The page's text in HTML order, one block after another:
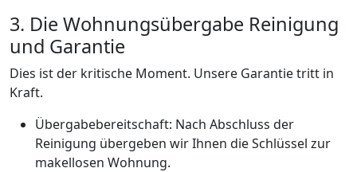
3. Die Wohnungsübergabe Reinigung
und Garantie
Dies ist der kritische Moment. Unsere Garantie tritt in
Kraft.
Übergabebereitschaft: Nach Abschluss der
Reinigung übergeben wir Ihnen die Schlüssel zur
makellosen Wohnung.